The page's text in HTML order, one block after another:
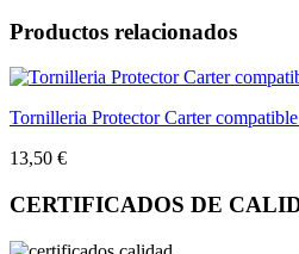
Productos relacionados
Tornilleria Protector Carter
13,50 €
CERTIFICADOS DE